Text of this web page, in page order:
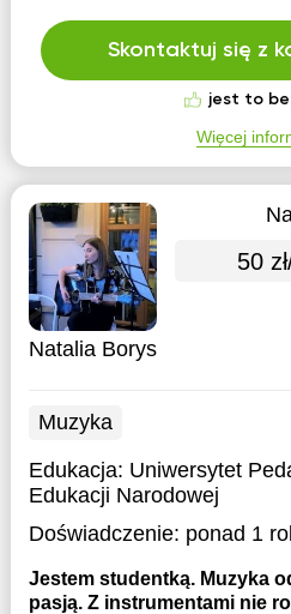
Skontaktuj się z
jest to
Więcej
Natalia Borys
50
Muzyka
Edukacja: Uniwersytet
Edukacji Narodowej
Doświadczenie: ponad 1
Jestem studentką. Muzyka
pasją. Z instrumentami nie